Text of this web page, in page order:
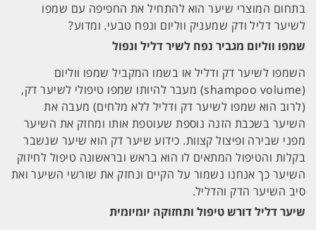
בתחום המוצרי שיער הוא להתחיל את החפיפה עם שמפו
לשיער דליל ודק שמעניק ווליום ונפח טבעי. ומדוע?
שמפו ווליום מגביר נפח לשיר דליל ונפול
השמפו לשיער דק ודליל או בשמו המקביל שמפו ווליום
(shampoo volume) מעבר להיותו שמפו טיפולי לשיער דק,
(לרוב הוא שמפו לשיער דק ודליל ללא מלחים) מעבה את
השיער בשכבת הזנה נוספת שעוטפת אותו ומחזק את השיער
מפני שבירה ופיצול קצוות. כידוע שיער דק הוא שיער שנשבר
בקלות והטיפול המתאים לו הוא בראש ובראשונה טיפול לחיזוק
השיער כך אנחנו נשמור על הקיים ונחזק את שורשי השיער ואת
סיב השיער הדק והדליל.
שיער דליל דורש טיפול ותחזוקה יומיומית